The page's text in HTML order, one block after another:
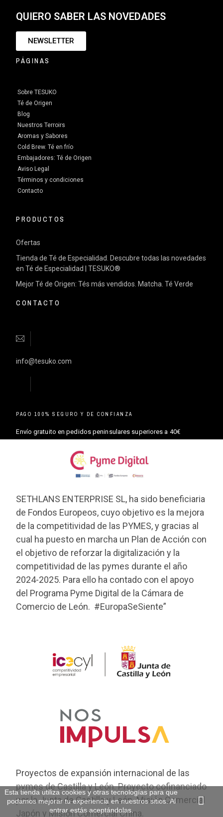
Esta tienda utiliza cookies y otras tecnologías para que
podamos mejorar tu experiencia en nuestros sitios. Al
entrar estás aceptándolas.
QUIERO SABER LAS NOVEDADES
NEWSLETTER
PÁGINAS
Sobre TESUKO
Té de Origen
Blog
Nuestros Terroirs
Aromas y Sabores
Cold Brew. Té en frío
Embajadores: Té de Origen
Aviso Legal
Términos y condiciones
Contacto
PRODUCTOS
Ofertas
Tienda de Té de Especialidad. Descubre todas las novedades
en Té de Especialidad | TESUKO®
Mejor Té de Origen: Tés más vendidos. Matcha. Té Verde
CONTACTO
info@tesuko.com
PAGO 100% SEGURO Y DE CONFIANZA
Envío gratuito en pedidos peninsulares superiores a 40€
SETHLANS ENTERPRISE SL, ha sido beneficiaria
de Fondos Europeos, cuyo objetivo es la mejora
de la competitividad de las PYMES, y gracias al
cual ha puesto en marcha un Plan de Acción con
el objetivo de reforzar la digitalización y la
competitividad de las pymes durante el año
2024-2025. Para ello ha contado con el apoyo
del Programa Pyme Digital de la Cámara de
Comercio de León. #EuropaSeSiente”
Proyectos de expansión internacional de las
pymes de Castilla y León. Proyecto cofinanciado
por la Junta de Castilla y León. Misión Comercial
Japón y Misión Comercial China.